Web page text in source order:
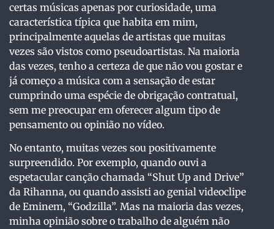
certas músicas apenas por curiosidade, uma
característica típica que habita em mim,
principalmente aquelas de artistas que muitas
vezes são vistos como pseudoartistas. Na maioria
das vezes, tenho a certeza de que não vou gostar e
já começo a música com a sensação de estar
cumprindo uma espécie de obrigação contratual,
sem me preocupar em oferecer algum tipo de
pensamento ou opinião no vídeo.
No entanto, muitas vezes sou positivamente
surpreendido. Por exemplo, quando ouvi a
espetacular canção chamada “Shut Up and Drive”
da Rihanna, ou quando assisti ao genial videoclipe
de Eminem, “Godzilla”. Mas na maioria das vezes,
minha opinião sobre o trabalho de alguém não